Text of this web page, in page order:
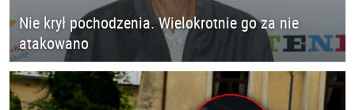
Nie krył pochodzenia. Wielokrotnie go za nie
atakowano